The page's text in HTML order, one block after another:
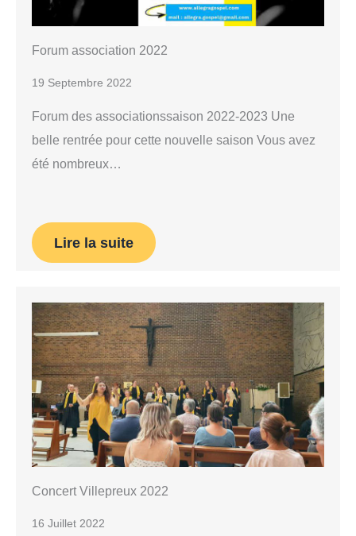
Forum association 2022
19 Septembre 2022
Forum des associationssaison 2022-2023 Une
belle rentrée pour cette nouvelle saison Vous avez
été nombreux…
Lire la suite
Concert Villepreux 2022
16 Juillet 2022